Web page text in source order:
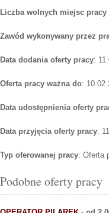
Liczba wolnych miejsc
Zawód wykonywany przez
Data dodania oferty pracy:
Oferta pracy ważna do:
Data udostępnienia oferty
Data przyjęcia oferty pracy:
Typ oferowanej pracy: Oferta
Podobne oferty pracy